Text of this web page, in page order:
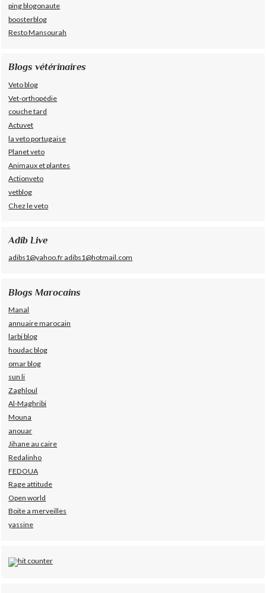
ping blogonaute
boosterblog
Resto Mansourah
Blogs vétérinaires
Veto blog
Vet-orthopédie
couche tard
Actuvet
la veto portugaise
Planet veto
Animaux et plantes
Actionveto
vetblog
Chez le veto
Adib Live
adibs1@yahoo.fr adibs1@hotmail.com
Blogs Marocains
Manal
annuaire marocain
larbi blog
houdac blog
omar blog
sun li
Zaghloul
Al-Maghribi
Mouna
anouar
Jihane au caire
Redalinho
FEDOUA
Rage attitude
Open world
Boite a merveilles
yassine